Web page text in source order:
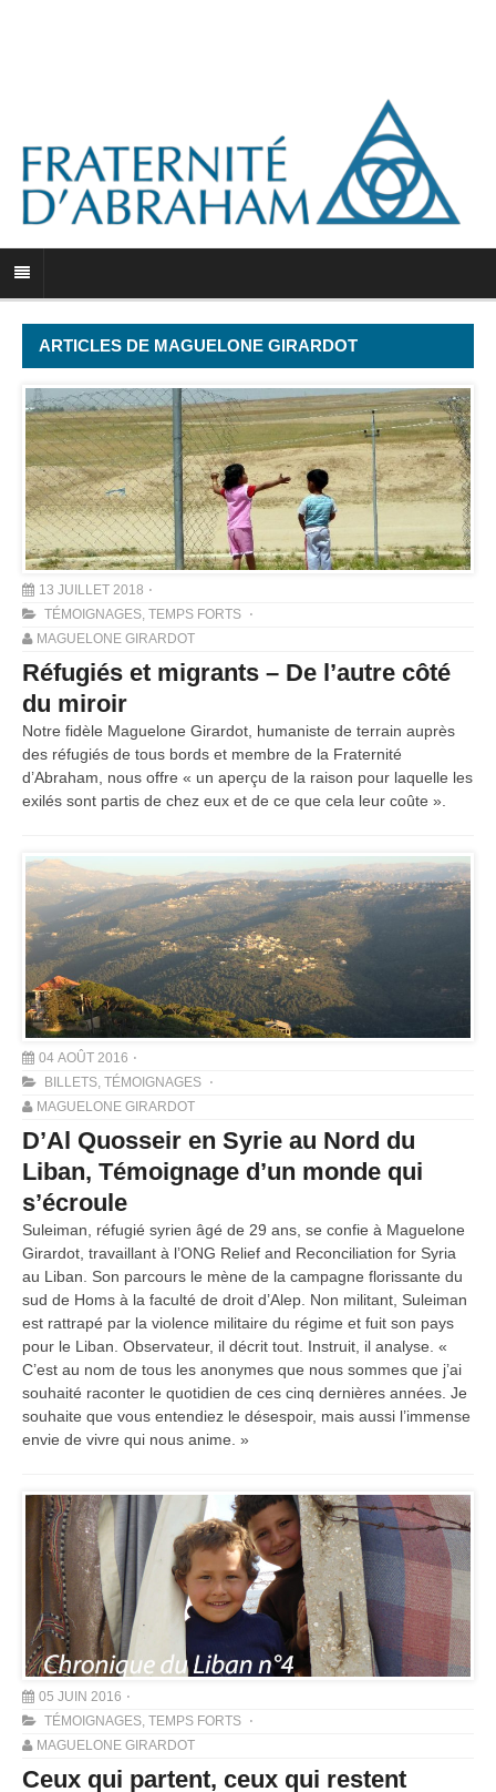
ARTICLES DE MAGUELONE GIRARDOT
13 JUILLET 2018
TÉMOIGNAGES, TEMPS FORTS
MAGUELONE GIRARDOT
Réfugiés et migrants – De l’autre côté
du miroir
Notre fidèle Maguelone Girardot, humaniste de terrain auprès
des réfugiés de tous bords et membre de la Fraternité
d’Abraham, nous offre « un aperçu de la raison pour laquelle les
exilés sont partis de chez eux et de ce que cela leur coûte ».
04 AOÛT 2016
BILLETS, TÉMOIGNAGES
MAGUELONE GIRARDOT
D’Al Quosseir en Syrie au Nord du
Liban, Témoignage d’un monde qui
s’écroule
Suleiman, réfugié syrien âgé de 29 ans, se confie à Maguelone
Girardot, travaillant à l’ONG Relief and Reconciliation for Syria
au Liban. Son parcours le mène de la campagne florissante du
sud de Homs à la faculté de droit d’Alep. Non militant, Suleiman
est rattrapé par la violence militaire du régime et fuit son pays
pour le Liban. Observateur, il décrit tout. Instruit, il analyse. «
C’est au nom de tous les anonymes que nous sommes que j’ai
souhaité raconter le quotidien de ces cinq dernières années. Je
souhaite que vous entendiez le désespoir, mais aussi l’immense
envie de vivre qui nous anime. »
05 JUIN 2016
TÉMOIGNAGES, TEMPS FORTS
MAGUELONE GIRARDOT
Ceux qui partent, ceux qui restent